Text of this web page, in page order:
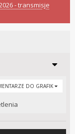
- transmisje
DO GRAFIK